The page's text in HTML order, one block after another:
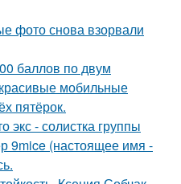
фото снова взорвали
баллов по двум
мобильные
пятёрок.
экс - солистка группы
9mice (настоящее имя -